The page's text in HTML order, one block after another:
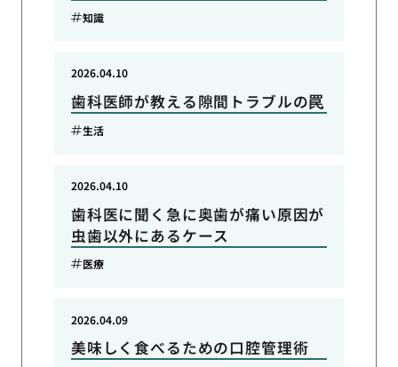
知識
歯科医師が教える隙間トラブルの罠
2026.04.10
生活
歯科医に聞く急に奥歯が痛い原因が
虫歯以外にあるケース
2026.04.10
医療
美味しく食べるための口腔管理術
2026.04.09